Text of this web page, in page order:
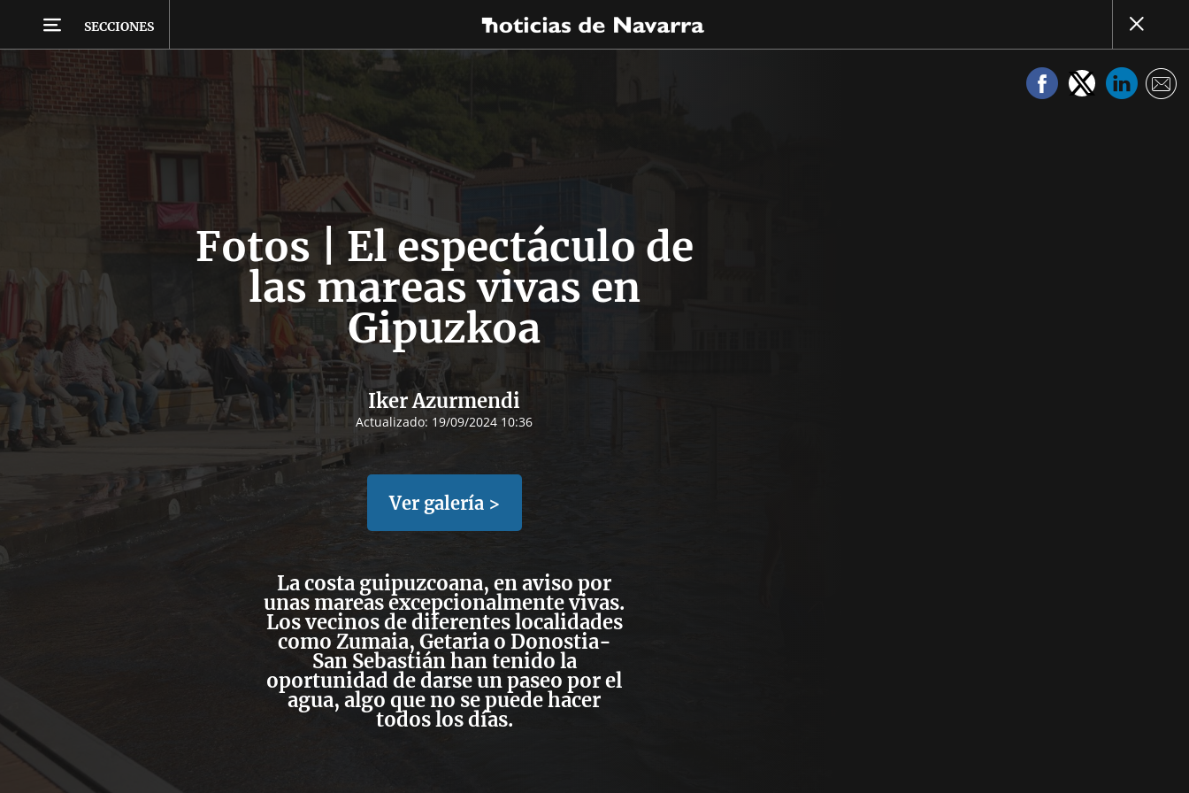
SECCIONES
Fotos | El espectáculo de
las mareas vivas en
Gipuzkoa
Iker Azurmendi
Actualizado: 19/09/2024 10:36
Ver galería >
La costa guipuzcoana, en aviso por
unas mareas excepcionalmente vivas.
Los vecinos de diferentes localidades
como Zumaia, Getaria o Donostia-
San Sebastián han tenido la
oportunidad de darse un paseo por el
agua, algo que no se puede hacer
todos los días.